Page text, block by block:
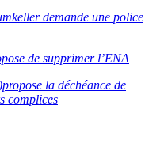
demande une police
de supprimer l’ENA
la déchéance de
complices